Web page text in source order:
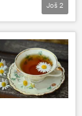
Još 2